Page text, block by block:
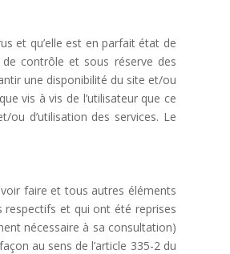
et qu’elle est en parfait état de
contrôle et sous réserve des
une disponibilité du site et/ou
vis à vis de l’utilisateur que ce
ou d’utilisation des services. Le
faire et tous autres éléments
et qui ont été reprises
nécessaire à sa consultation)
au sens de l’article 335-2 du